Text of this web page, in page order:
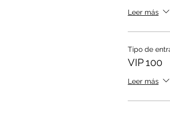
Leer más
Tipo de
VIP 100
Leer más